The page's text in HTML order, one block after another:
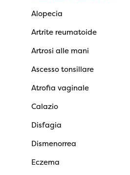
Alopecia
Artrite reumatoide
Artrosi alle mani
Ascesso tonsillare
Atrofia vaginale
Calazio
Disfagia
Dismenorrea
Eczema